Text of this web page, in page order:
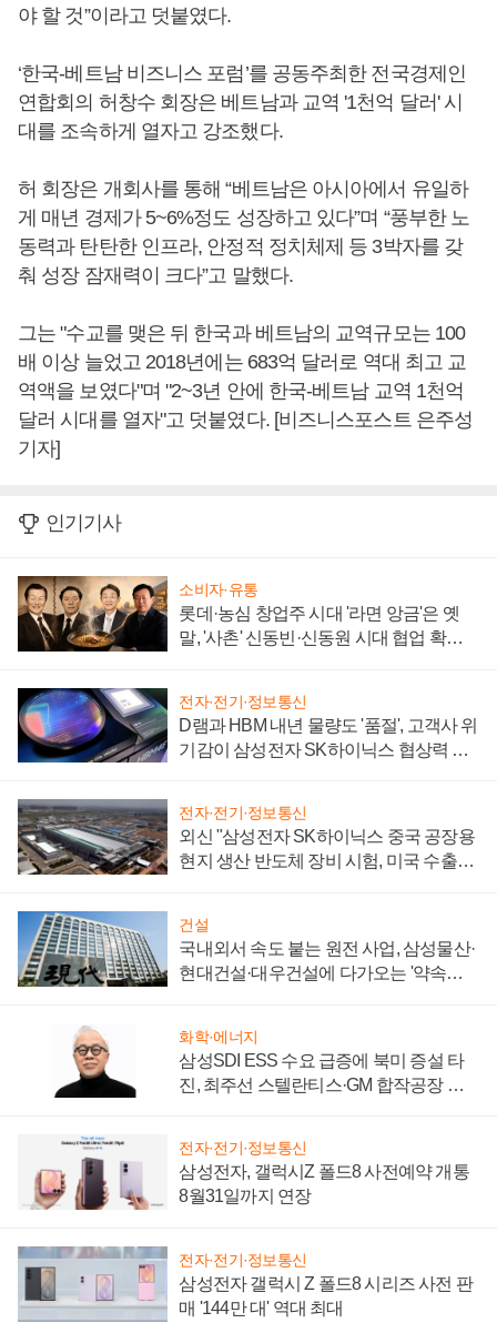
야 할 것”이라고 덧붙였다.
‘한국-베트남 비즈니스 포럼’를 공동주최한 전국경제인
연합회의 허창수 회장은 베트남과 교역 '1천억 달러' 시
대를 조속하게 열자고 강조했다.
허 회장은 개회사를 통해 “베트남은 아시아에서 유일하
게 매년 경제가 5~6%정도 성장하고 있다”며 “풍부한 노
동력과 탄탄한 인프라, 안정적 정치체제 등 3박자를 갖
춰 성장 잠재력이 크다”고 말했다.
그는 "수교를 맺은 뒤 한국과 베트남의 교역규모는 100
배 이상 늘었고 2018년에는 683억 달러로 역대 최고 교
역액을 보였다"며 "2~3년 안에 한국-베트남 교역 1천억
달러 시대를 열자"고 덧붙였다. [비즈니스포스트 은주성
기자]
인기기사
소비자·유통
롯데·농심 창업주 시대 '라면 앙금'은 옛
말, '사촌' 신동빈·신동원 시대 협업 확대
전자·전기·정보통신
D램과 HBM 내년 물량도 '품절', 고객사 위
기감이 삼성전자 SK하이닉스 협상력 더
전자·전기·정보통신
외신 "삼성전자 SK하이닉스 중국 공장용
현지 생산 반도체 장비 시험, 미국 수출통
건설
국내외서 속도 붙는 원전 사업, 삼성물산·
현대건설·대우건설에 다가오는 '약속의
화학·에너지
삼성SDI ESS 수요 급증에 북미 증설 타
진, 최주선 스텔란티스·GM 합작공장 건
전자·전기·정보통신
삼성전자, 갤럭시Z 폴드8 사전예약 개통
8월31일까지 연장
전자·전기·정보통신
삼성전자 갤럭시 Z 폴드8 시리즈 사전 판
매 '144만 대' 역대 최대